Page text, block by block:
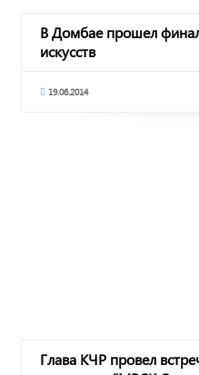
В Домбае прошел
искусств
19.06.2014
Глава КЧР провел